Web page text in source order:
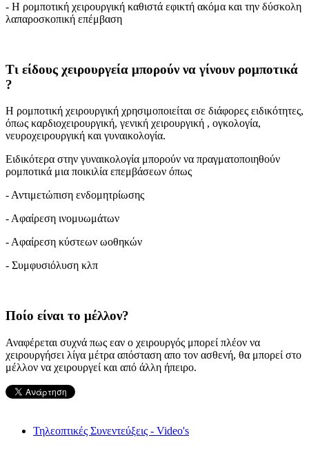
- Η ρομποτική χειρουργική καθιστά εφικτή ακόμα και την δύσκολη
λαπαροσκοπική επέμβαση
Τι είδους χειρουργεία μπορούν να γίνουν ρομποτικά
?
Η ρομποτική χειρουργική χρησιμοποιείται σε διάφορες ειδικότητες,
όπως καρδιοχειρουργική, γενική χειρουργική , ογκολογία,
νευροχειρουργική και γυναικολογία.
Ειδικότερα στην γυναικολογία μπορούν να πραγματοποιηθούν
ρομποτικά μια ποικιλία επεμβάσεων όπως
- Αντιμετώπιση ενδομητρίωσης
- Αφαίρεση ινομυωμάτων
- Αφαίρεση κύστεων ωοθηκών
- Συμφυσιόλυση κλπ
Ποίο είναι το μέλλον?
Αναφέρεται συχνά πως εαν ο χειρουργός μπορεί πλέον να
χειρουργήσει λίγα μέτρα απόσταση απο τον ασθενή, θα μπορεί στο
μέλλον να χειρουργεί και από άλλη ήπειρο.
Τηλεοπτικές Συνεντεύξεις - Video's